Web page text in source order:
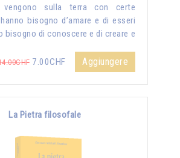
sulla terra con certe
bisogno d’amare e di esseri
bisogno di conoscere e di creare e
7.00CHF Aggiungere
La Pietra filosofale